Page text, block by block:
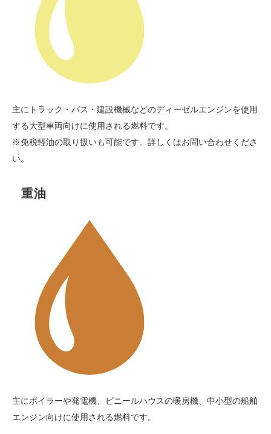
主にトラック・バス・建設機械などのディーゼルエンジンを使用
する大型車両向けに使用される燃料です。
※免税軽油の取り扱いも可能です。詳しくはお問い合わせくださ
い。
重油
主にボイラーや発電機、ビニールハウスの暖房機、中小型の船舶
エンジン向けに使用される燃料です。